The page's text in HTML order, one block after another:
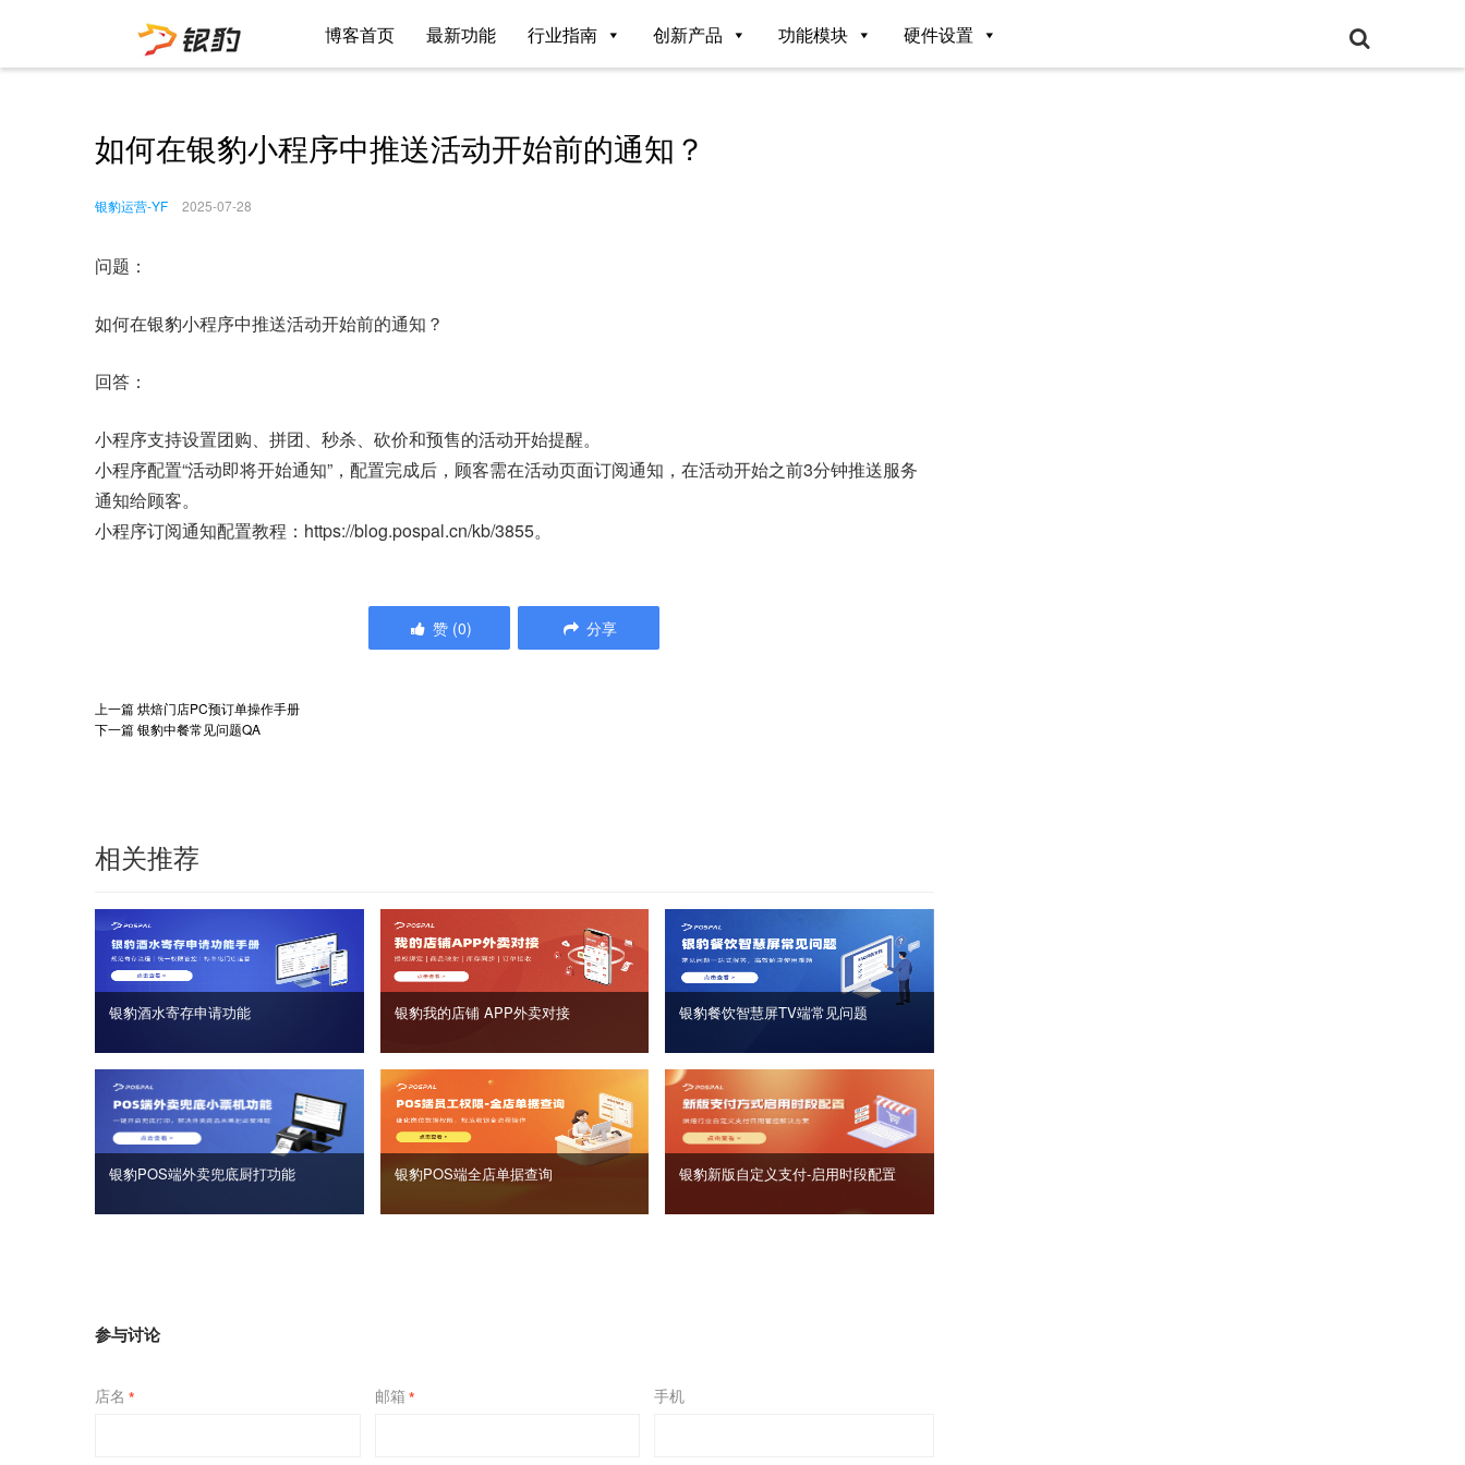
博客首页 最新功能 行业指南 创新产品 功能模块 硬件设置
如何在银豹小程序中推送活动开始前的通知？
银豹运营-YF 2025-07-28
问题：
如何在银豹小程序中推送活动开始前的通知？
回答：
小程序支持设置团购、拼团、秒杀、砍价和预售的活动开始提醒。
小程序配置“活动即将开始通知”，配置完成后，顾客需在活动页面订阅通知，在活动开始之前3分钟推送服务
通知给顾客。
小程序订阅通知配置教程：https://blog.pospal.cn/kb/3855。
赞 (0) 分享
上一篇烘焙门店PC预订单操作手册
下一篇银豹中餐常见问题QA
相关推荐
银豹酒水寄存申请功能 银豹我的店铺 APP外卖对接 银豹餐饮智慧屏TV端常见问题
银豹POS端外卖兜底厨打功能 银豹POS端全店单据查询 银豹新版自定义支付‑启用时段配置
参与讨论
店名 * 邮箱 * 手机